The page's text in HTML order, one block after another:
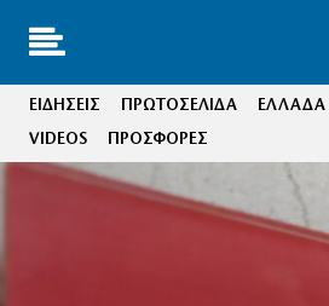
ΕΙΔΗΣΕΙΣ ΠΡΩΤΟΣΕΛΙΔΑ ΕΛΛΑΔΑ
VIDEOS
ΠΡΟΣΦΟΡΕΣ